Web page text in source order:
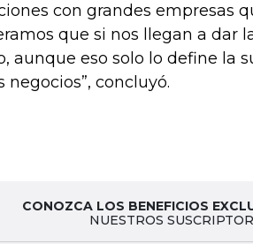
con grandes empresas
que si nos llegan a dar
aunque eso solo lo define la
negocios”, concluyó.
CONOZCA LOS BENEFICIOS
NUESTROS